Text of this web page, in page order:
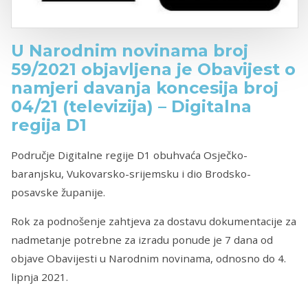
U Narodnim novinama broj
59/2021 objavljena je Obavijest o
namjeri davanja koncesija broj
04/21 (televizija) – Digitalna
regija D1
Područje Digitalne regije D1 obuhvaća Osječko-
baranjsku, Vukovarsko-srijemsku i dio Brodsko-
posavske županije.
Rok za podnošenje zahtjeva za dostavu dokumentacije za
nadmetanje potrebne za izradu ponude je 7 dana od
objave Obavijesti u Narodnim novinama, odnosno do ‎4.
‎lipnja‎ ‎2021‎.